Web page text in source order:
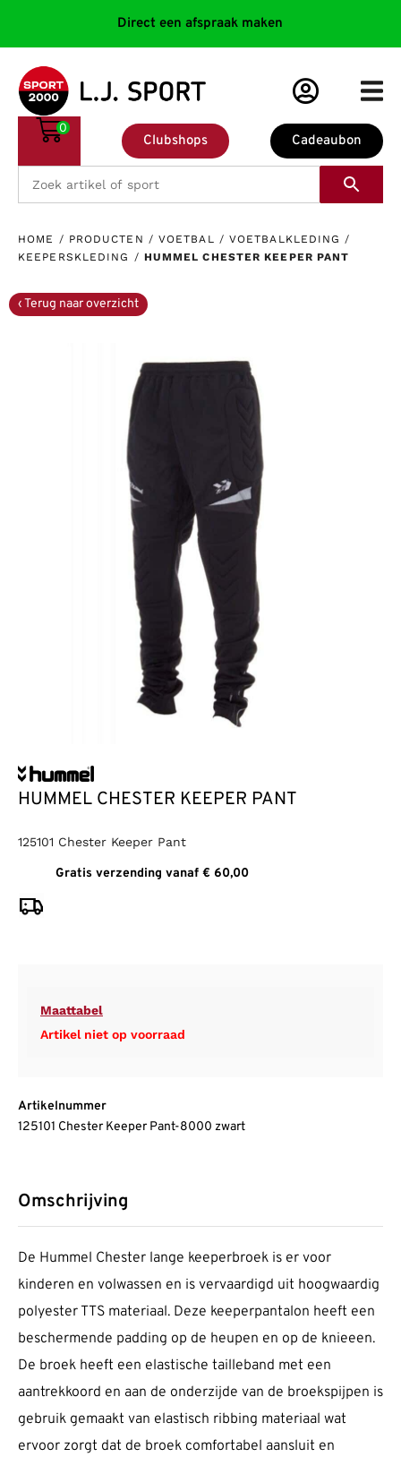
Direct een afspraak maken
Cadeaubon
Clubshops
0
HOME / PRODUCTEN / VOETBAL / VOETBALKLEDING /
KEEPERSKLEDING / HUMMEL CHESTER KEEPER PANT
HUMMEL CHESTER KEEPER PANT
125101 Chester Keeper Pant
Gratis verzending vanaf € 60,00
Maattabel
Artikel niet op voorraad
Artikelnummer
125101 Chester Keeper Pant-8000 zwart
Omschrijving
De Hummel Chester lange keeperbroek is er voor
kinderen en volwassen en is vervaardigd uit hoogwaardig
polyester TTS materiaal. Deze keeperpantalon heeft een
beschermende padding op de heupen en op de knieeen.
De broek heeft een elastische tailleband met een
aantrekkoord en aan de onderzijde van de broekspijpen is
gebruik gemaakt van elastisch ribbing materiaal wat
ervoor zorgt dat de broek comfortabel aansluit en